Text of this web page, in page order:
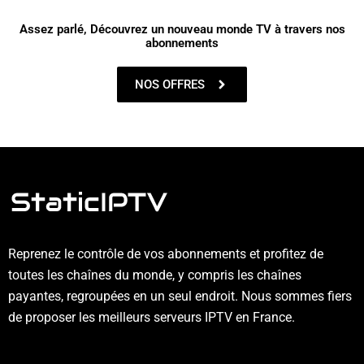
Assez parlé, Découvrez un nouveau monde TV à travers nos
abonnements
NOS OFFRES
Reprenez le contrôle de vos abonnements et profitez de
toutes les chaînes du monde, y compris les chaînes
payantes, regroupées en un seul endroit. Nous sommes fiers
de proposer les meilleurs serveurs IPTV en France.